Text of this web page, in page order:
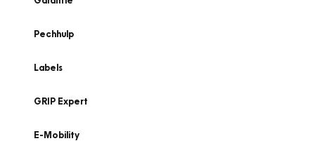
Pechhulp
Labels
GRIP Expert
E-Mobility